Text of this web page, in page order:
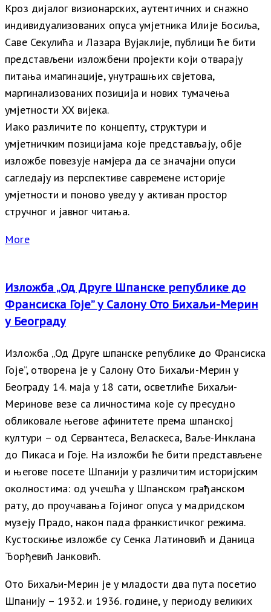
Кроз дијалог визионарских, аутентичних и снажно
индивидуализованих опуса умјетника Илије Босиља,
Саве Секулића и Лазара Вујаклије, публици ће бити
представљени изложбени пројекти који отварају
питања имагинације, унутрашњих свјетова,
маргинализованих позиција и нових тумачења
умјетности XX вијека.
Иако различите по концепту, структури и
умјетничким позицијама које представљају, обје
изложбе повезује намјера да се значајни опуси
сагледају из перспективе савремене историје
умјетности и поново уведу у активан простор
стручног и јавног читања.
More
Изложба „Од Друге Шпанске републике до
Франсиска Гоје” у Салону Ото Бихаљи-Мерин
у Београду
Изложба „Од Друге шпанске републике до Франсиска
Гоје”, отворена је у Салону Ото Бихаљи-Мерин у
Београду 14. маја у 18 сати, осветлиће Бихаљи-
Меринове везе са личностима које су пресудно
обликовале његове афинитете према шпанској
култури – од Сервантеса, Веласкеса, Ваље-Инклана
до Пикаса и Гоје. На изложби ће бити представљене
и његове посете Шпанији у различитим историјским
околностима: од учешћа у Шпанском грађанском
рату, до проучавања Гојиног опуса у мадридском
музеју Прадо, након пада франкистичког режима.
Кустоскиње изложбе су Сенка Латиновић и Даница
Ђорђевић Јанковић.
Ото Бихаљи-Мерин је у младости два пута посетио
Шпанију – 1932. и 1936. године, у периоду великих